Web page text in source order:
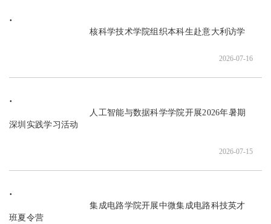
                               核科学技术学院组织本科生赴意大利访学
2026-07-16
深圳实践学习活动
2026-07-15
                               集成电路学院开展中微集成电路科技英才
班夏令营